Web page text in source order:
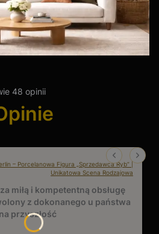
48 opinii
– Porcelanowa Figura „Sprzedawca Ryb” |
Unikatowa Scena Rodzajowa
miłą i kompetentną obsługę
z dokonanego u państwa
przyszłość